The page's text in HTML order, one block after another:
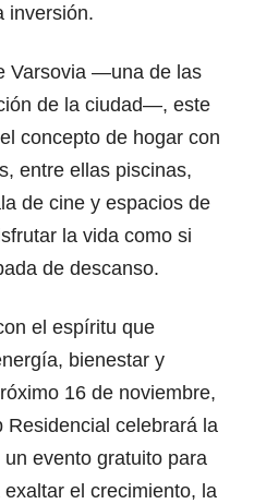
inversión.
Varsovia —una de las
de la ciudad—, este
concepto de hogar con
entre ellas piscinas,
de cine y espacios de
la vida como si
de descanso.
el espíritu que
bienestar y
16 de noviembre,
Residencial celebrará la
un evento gratuito para
el crecimiento, la